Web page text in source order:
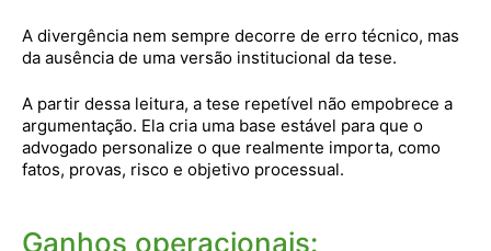
A divergência nem sempre decorre de erro técnico, mas
da ausência de uma versão institucional da tese.
A partir dessa leitura, a tese repetível não empobrece a
argumentação. Ela cria uma base estável para que o
advogado personalize o que realmente importa, como
fatos, provas, risco e objetivo processual.
Ganhos operacionais: